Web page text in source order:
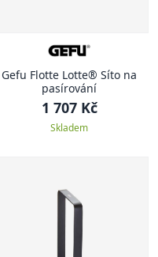
Gefu Flotte Lotte® Síto na
pasírování
1 707 Kč
Skladem